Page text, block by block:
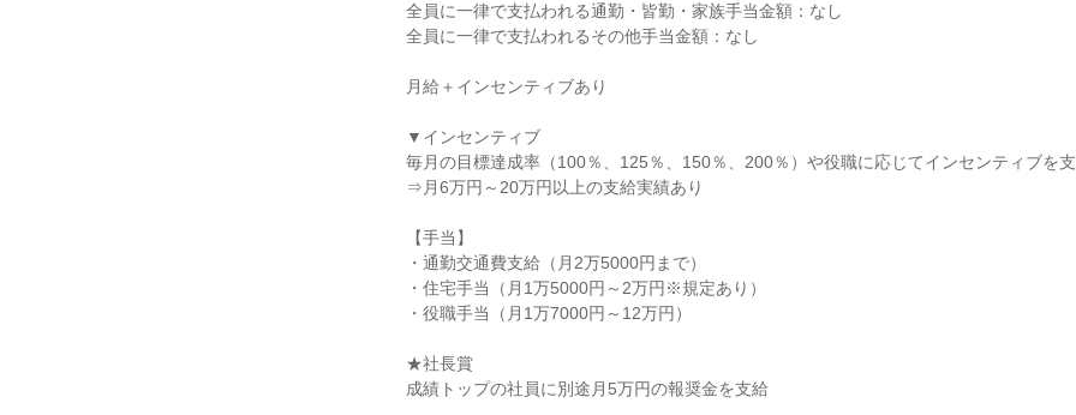
全員に一律で支払われる通勤・皆勤・家族手当金額：なし
全員に一律で支払われるその他手当金額：なし
月給＋インセンティブあり
▼インセンティブ
毎月の目標達成率（100％、125％、150％、200％）や役職に応じてインセンティブを
⇒月6万円～20万円以上の支給実績あり
【手当】
・通勤交通費支給（月2万5000円まで）
・住宅手当（月1万5000円～2万円※規定あり）
・役職手当（月1万7000円～12万円）
★社長賞
成績トップの社員に別途月5万円の報奨金を支給